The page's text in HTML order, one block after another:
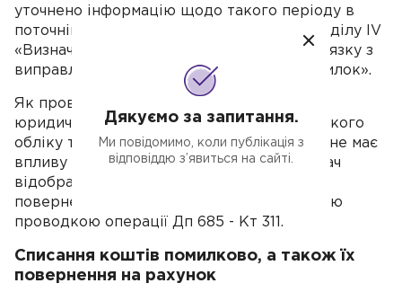
уточнено інформацію щодо такого періоду в
поточній декларації шляхом внесення розділу IV
«Визначення податкових зобов'язань у зв'язку з
виправленням самостійно виявлених помилок».
Як проводити бухгалтерський облік для
юридичних осіб на ЄП. Щодо бухгалтерського
обліку трансакція, проведена помилково не має
впливу на прибуток. Такі кошти одержувач
відображає текстом: Дп 311 - Кт 685. А
повернення коштів показується зворотною
проводкою операції Дп 685 - Кт 311.
Списання коштів помилково, а також їх
повернення на рахунок
Дякуємо за запитання.
Ми повідомимо, коли публікація з
відповіддю з’явиться на сайті.